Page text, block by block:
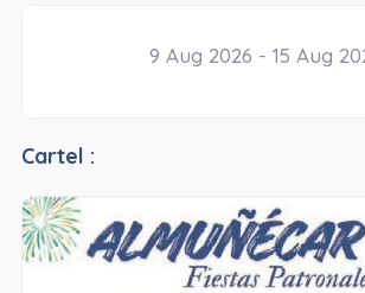
9 Aug 2026 - 15 Aug
Cartel :